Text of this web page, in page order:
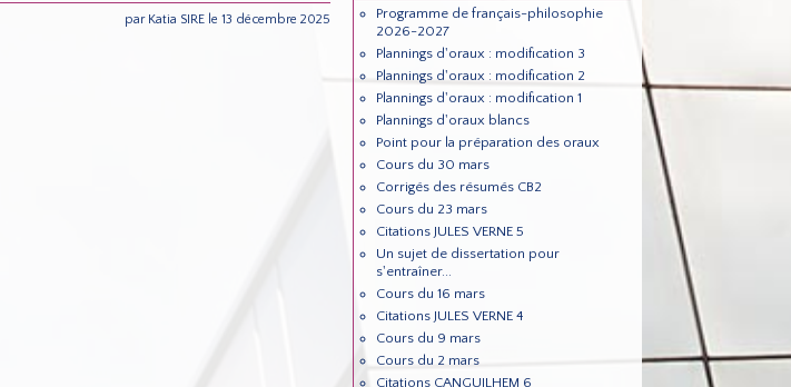
Programme de français-philosophie
2026-2027
Plannings d'oraux : modification 3
Plannings d'oraux : modification 2
Plannings d'oraux : modification 1
Plannings d'oraux blancs
Point pour la préparation des oraux
Cours du 30 mars
Corrigés des résumés CB2
Cours du 23 mars
Citations JULES VERNE 5
Un sujet de dissertation pour
s'entraîner...
Cours du 16 mars
Citations JULES VERNE 4
Cours du 9 mars
Cours du 2 mars
Citations CANGUILHEM 6
par Katia SIRE le 13 décembre 2025